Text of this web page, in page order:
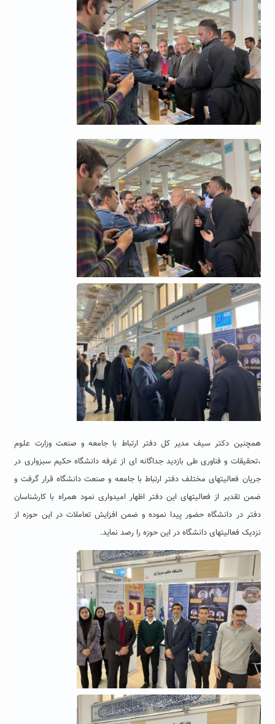
همچنین دکتر سیف مدیر کل دفتر ارتباط با جامعه و صنعت وزارت علوم
،تحقیقات و فناوری طی بازدید جداگانه ای از غرفه دانشگاه حکیم سبزواری در
جریان فعالیتهای مختلف دفتر ارتباط با جامعه و صنعت دانشگاه قرار گرفت و
ضمن تقدیر از فعالیتهای این دفتر اظهار امیدواری نمود همراه با کارشناسان
دفتر در دانشگاه حضور پیدا نموده و ضمن افزایش تعاملات در این حوزه از
نزدیک فعالیتهای دانشگاه در این حوزه را رصد نماید.